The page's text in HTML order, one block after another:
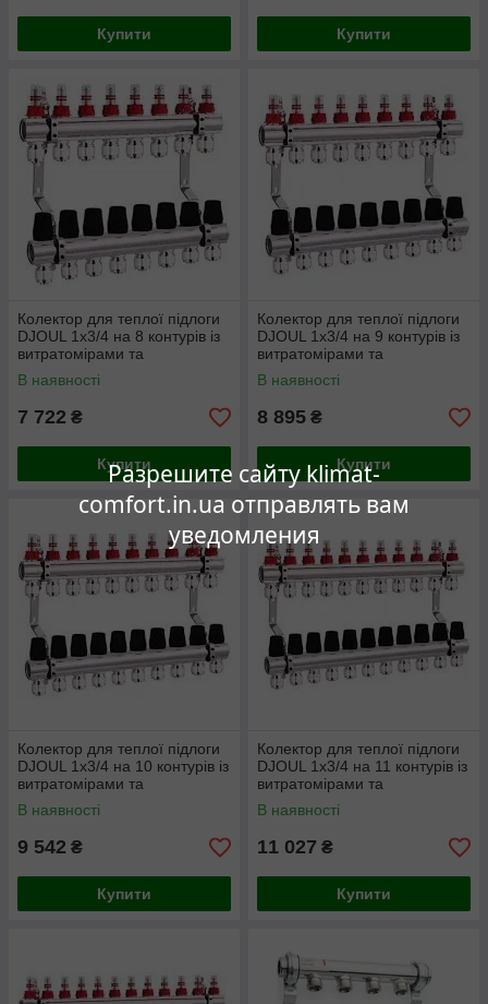
Разрешите сайту klimat-
comfort.in.ua отправлять вам
уведомления
Купити Купити
Колектор для теплої підлоги
DJOUL 1х3/4 на 8 контурів із
витратомірами та
євроконусами
В наявності
7 722 ₴
Купити
Колектор для теплої підлоги
DJOUL 1х3/4 на 9 контурів із
витратомірами та
євроконусами
В наявності
8 895 ₴
Купити
Колектор для теплої підлоги
DJOUL 1х3/4 на 10 контурів із
витратомірами та
євроконусами
В наявності
9 542 ₴
Купити
Колектор для теплої підлоги
DJOUL 1х3/4 на 11 контурів із
витратомірами та
євроконусами
В наявності
11 027 ₴
Купити